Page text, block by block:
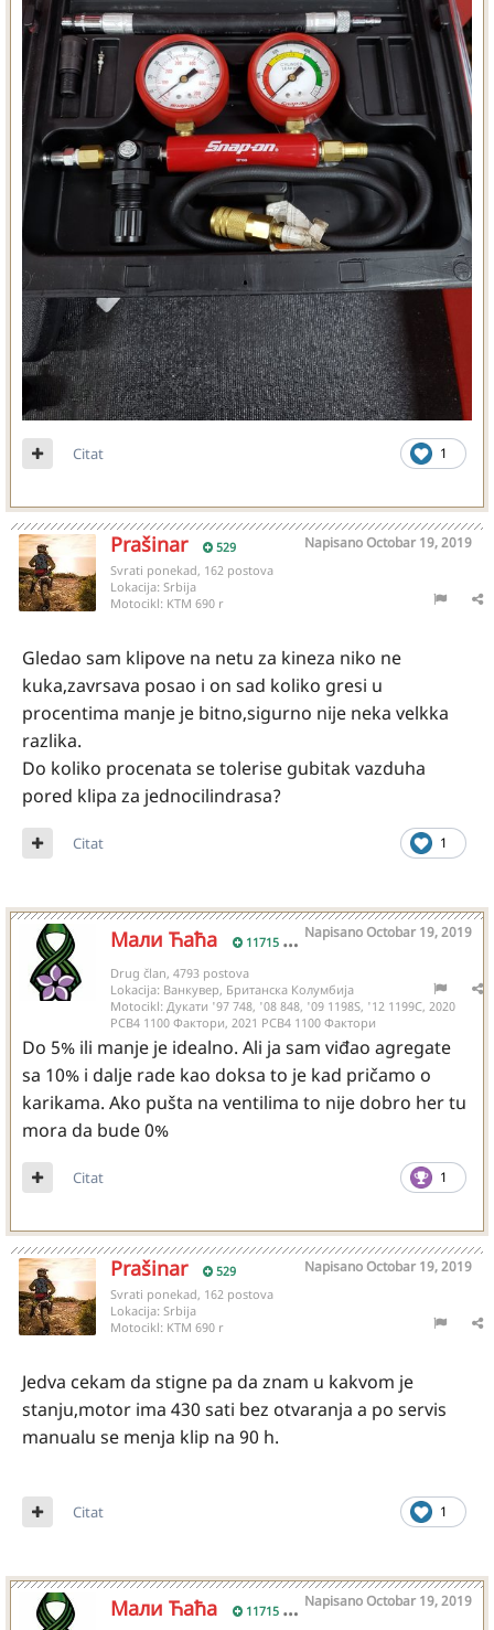
1
Citat
Prašinar 529 NapisanoOctobar 19, 2019
Svrati ponekad, 162 postova
Lokacija: Srbija
Motocikl: KTM 690 r
Gledao sam klipove na netu za kineza niko ne
kuka,zavrsava posao i on sad koliko gresi u
procentima manje je bitno,sigurno nije neka velkka
razlika.
Do koliko procenata se tolerise gubitak vazduha
pored klipa za jednocilindrasa?
1
Citat
Мали Ћаћа 11715
NapisanoOctobar 19, 2019
Drug član, 4793 postova
Lokacija: Ванкувер, Британска Колумбија
Motocikl: Дукати '97 748, '08 848, '09 1198S, '12 1199С, 2020
РСВ4 1100 Фактори, 2021 РСВ4 1100 Фактори
Do 5% ili manje je idealno. Ali ja sam viđao agregate
sa 10% i dalje rade kao doksa to je kad pričamo o
karikama. Ako pušta na ventilima to nije dobro her tu
mora da bude 0%
1
Citat
Prašinar 529 NapisanoOctobar 19, 2019
Svrati ponekad, 162 postova
Lokacija: Srbija
Motocikl: KTM 690 r
Jedva cekam da stigne pa da znam u kakvom je
stanju,motor ima 430 sati bez otvaranja a po servis
manualu se menja klip na 90 h.
1
Citat
Мали Ћаћа 11715
NapisanoOctobar 19, 2019